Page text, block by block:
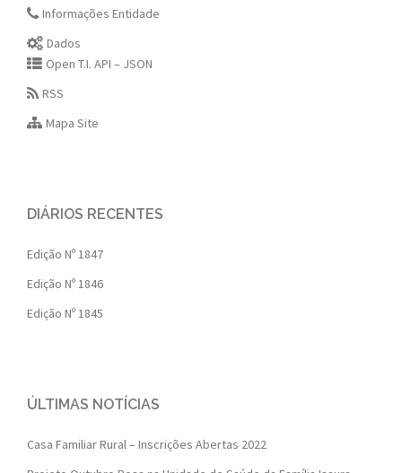
Informações Entidade
Dados
Open T.I. API – JSON
RSS
Mapa Site
DIÁRIOS RECENTES
Edição Nº 1847
Edição Nº 1846
Edição Nº 1845
ÚLTIMAS NOTÍCIAS
Casa Familiar Rural – Inscrições Abertas 2022